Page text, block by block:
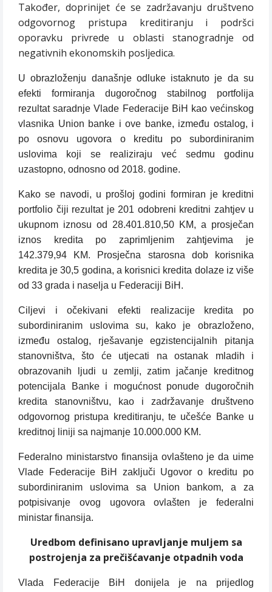
Također, doprinijet će se zadržavanju društveno
odgovornog pristupa kreditiranju i podršci
oporavku privrede u oblasti stanogradnje od
negativnih ekonomskih posljedica.
U obrazloženju današnje odluke istaknuto je da su
efekti formiranja dugoročnog stabilnog portfolija
rezultat saradnje Vlade Federacije BiH kao većinskog
vlasnika Union banke i ove banke, između ostalog, i
po osnovu ugovora o kreditu po subordiniranim
uslovima koji se realiziraju već sedmu godinu
uzastopno, odnosno od 2018. godine.
Kako se navodi, u prošloj godini formiran je kreditni
portfolio čiji rezultat je 201 odobreni kreditni zahtjev u
ukupnom iznosu od 28.401.810,50 KM, a prosječan
iznos kredita po zaprimljenim zahtjevima je
142.379,94 KM. Prosječna starosna dob korisnika
kredita je 30,5 godina, a korisnici kredita dolaze iz više
od 33 grada i naselja u Federaciji BiH.
Ciljevi i očekivani efekti realizacije kredita po
subordiniranim uslovima su, kako je obrazloženo,
između ostalog, rješavanje egzistencijalnih pitanja
stanovništva, što će utjecati na ostanak mladih i
obrazovanih ljudi u zemlji, zatim jačanje kreditnog
potencijala Banke i mogućnost ponude dugoročnih
kredita stanovništvu, kao i zadržavanje društveno
odgovornog pristupa kreditiranju, te učešće Banke u
kreditnoj liniji sa najmanje 10.000.000 KM.
Federalno ministarstvo finansija ovlašteno je da uime
Vlade Federacije BiH zaključi Ugovor o kreditu po
subordiniranim uslovima sa Union bankom, a za
potpisivanje ovog ugovora ovlašten je federalni
ministar finansija.
Uredbom definisano upravljanje muljem sa
postrojenja za prečišćavanje otpadnih voda
Vlada Federacije BiH donijela je na prijedlog